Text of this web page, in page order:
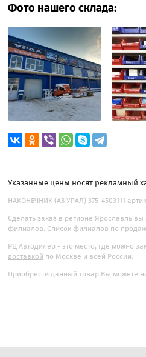
Фото нашего склада:
Указанные цены носят рекламный
НАКОНЕЧНИК (АЗ УРАЛ) 375-4503111
Сделать заказ в регионе Ярославль
филиалов. Список филиалов по
РЦ Автодилер - это место, где можно
доставкой по Москве и всей России.
Приобрести данный товар Вы можете